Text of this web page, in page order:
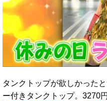
タンクトップが欲しかった
ー付きタンクトップ。3270円